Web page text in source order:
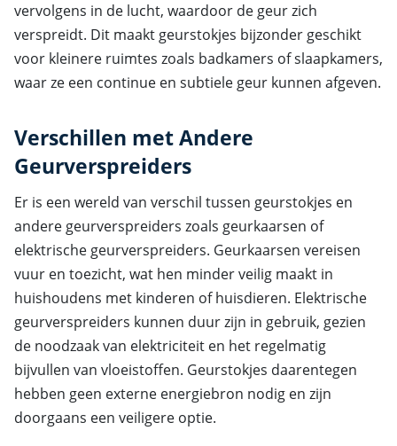
vervolgens in de lucht, waardoor de geur zich
verspreidt. Dit maakt geurstokjes bijzonder geschikt
voor kleinere ruimtes zoals badkamers of slaapkamers,
waar ze een continue en subtiele geur kunnen afgeven.
Verschillen met Andere
Geurverspreiders
Er is een wereld van verschil tussen geurstokjes en
andere geurverspreiders zoals geurkaarsen of
elektrische geurverspreiders. Geurkaarsen vereisen
vuur en toezicht, wat hen minder veilig maakt in
huishoudens met kinderen of huisdieren. Elektrische
geurverspreiders kunnen duur zijn in gebruik, gezien
de noodzaak van elektriciteit en het regelmatig
bijvullen van vloeistoffen. Geurstokjes daarentegen
hebben geen externe energiebron nodig en zijn
doorgaans een veiligere optie.